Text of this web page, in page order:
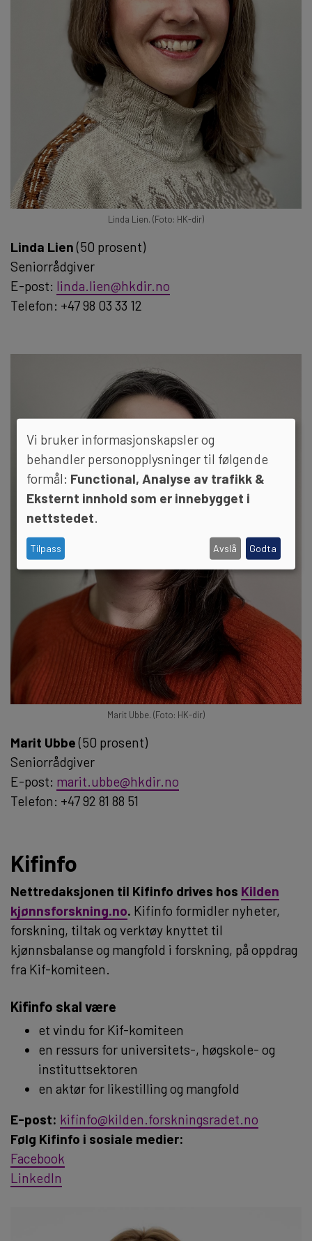
Linda Lien. (Foto: HK-dir)
Linda Lien(50 prosent)
Seniorrådgiver
E-post: linda.lien@hkdir.no
Telefon: +47 98 03 33 12
Marit Ubbe. (Foto: HK-dir)
Marit Ubbe(50 prosent)
Seniorrådgiver
E-post: marit.ubbe@hkdir.no
Telefon: +47 92 81 88 51
Kifinfo
Nettredaksjonen til Kifinfo drives hos Kilden
kjønnsforskning.no. Kifinfo formidler nyheter,
forskning, tiltak og verktøy knyttet til
kjønnsbalanse og mangfold i forskning, på oppdrag
fra Kif-komiteen.
Kifinfo skal være
et vindu for Kif-komiteen
en ressurs for universitets-, høgskole- og
instituttsektoren
en aktør for likestilling og mangfold
E-post: kifinfo@kilden.forskningsradet.no
Følg Kifinfo i sosiale medier:
Facebook
LinkedIn
Vi bruker informasjonskapsler og
behandler personopplysninger til følgende
formål: Functional, Analyse av trafikk &
Eksternt innhold som er innebygget i
nettstedet
Tilpass Avslå Godta